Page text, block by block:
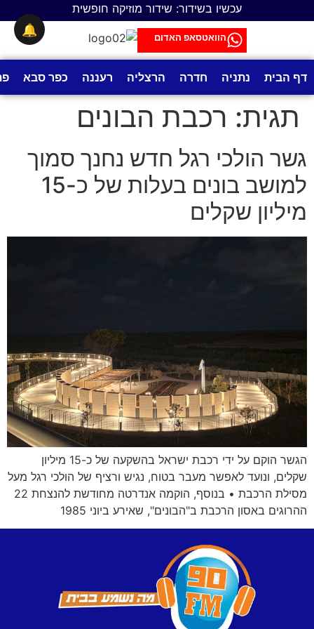
עכשיו בשידור: שידור מוזיקה חופשית
הוואטסאפ האדום
דף הבית נתניה חדרה הרצליה רעננה כפר סבא
תגית: רכבת הבונים
גשר הולכי רגל חדש נחנך סמוך
למושב בונים בעלות של כ-15
מיליון שקלים
הגשר הוקם על ידי רכבת ישראל בהשקעה של כ-15 מיליון
שקלים, ונועד לאפשר מעבר בטוח, נגיש ורציף של הולכי רגל מעל
מסילת הרכבת • בנוסף, הוקמה אנדרטה מחודשת להנצחת 22
ההרוגים באסון הרכבת ב"הבונים", שאירע ביוני 1985
🔔